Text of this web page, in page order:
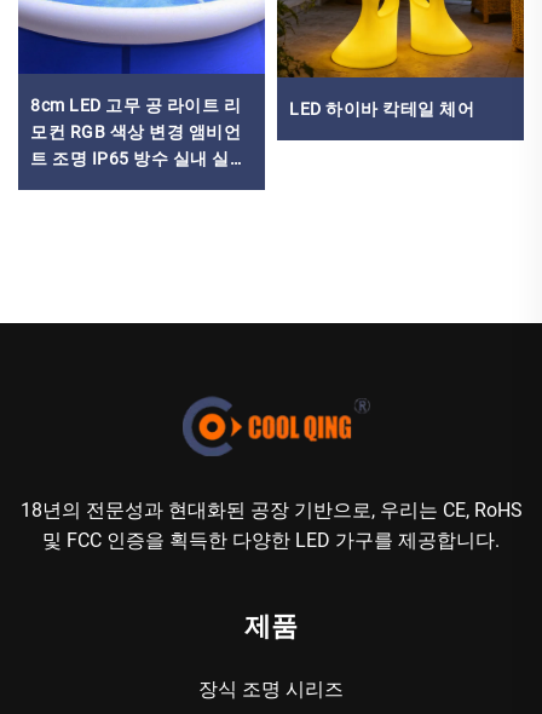
8cm LED 고무 공 라이트 리
모컨 RGB 색상 변경 앰비언
트 조명 IP65 방수 실내 실외
LED 하이바 칵테일 체어
18년의 전문성과 현대화된 공장 기반으로, 우리는 CE, RoHS
및 FCC 인증을 획득한 다양한 LED 가구를 제공합니다.
제품
장식 조명 시리즈